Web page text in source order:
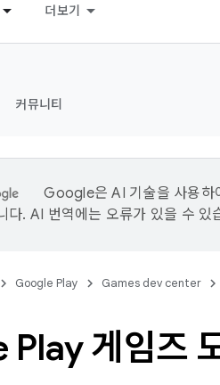
더보기
커뮤니티
Google은 AI 기술을 사용하
다. AI 번역에는 오류가 있을 수 있
Google Play Games dev center
게임즈